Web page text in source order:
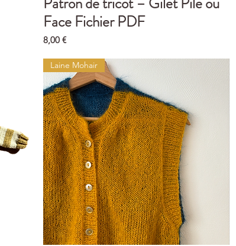
Face Fichier PDF
Prix
8,00 €
Laine Mohair